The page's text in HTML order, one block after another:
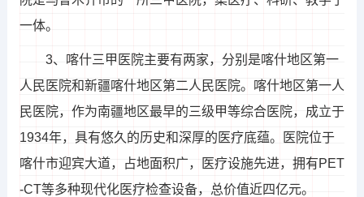
一体。
3、喀什三甲医院主要有两家，分别是喀什地区第一
人民医院和新疆喀什地区第二人民医院。喀什地区第一人
民医院，作为南疆地区最早的三级甲等综合医院，成立于
1934年，具有悠久的历史和深厚的医疗底蕴。医院位于
喀什市迎宾大道，占地面积广，医疗设施先进，拥有PET
-CT等多种现代化医疗检查设备，总价值近四亿元。